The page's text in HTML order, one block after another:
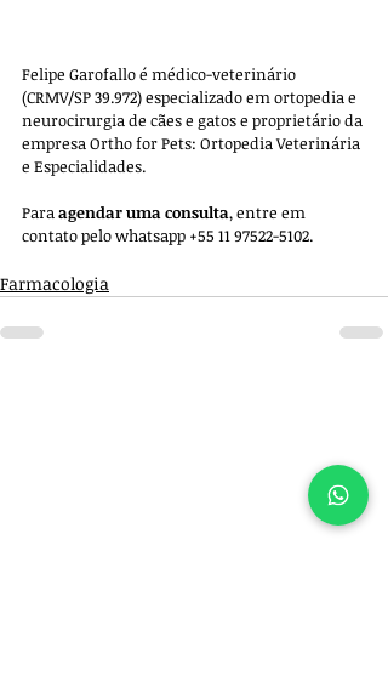
Felipe Garofallo é médico-veterinário
(CRMV/SP 39.972) especializado em ortopedia e
neurocirurgia de cães e gatos e proprietário da
empresa Ortho for Pets: Ortopedia Veterinária
e Especialidades.
Para agendar uma consulta, entre em
contato pelo whatsapp +55 11 97522-5102.
Farmacologia